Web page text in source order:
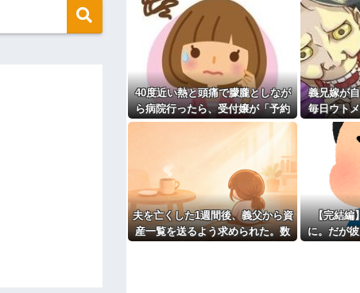
発見。当時5歳だった自分の映像を見返して
う…」嫁「じゃ、私もいただきまーす」俺
すつもりか！？」嫁「ひどい！」俺「だっ
が描いた担当編集の似顔絵「ムダに東大卒」
ウーバーやってるんやが金がない
ん、チェンソーで竹を切るだけで600万再生
うのでいいんだよなw w w w w w w w
言う奴おかしいだろ。団子屋で『団子食べな
を毎日ウトメへ預ける生活に。数年後、その
円のフィギュアがヤバすぎるｗｗｗｗｗｗ
らないでよ！」キチママ『そこに金庫があっ
UAEが巨額投資を協議
電車内で好きな子
「人を好きになって
カッコ良すぎだろ
管理入院を1ヶ月
りることになったが
これは普通なの？
女を作って家を出
→近所のお店に本当
で遊んで暮らしてる
妹の元彼がDVモラ
旦那を亡くして８
行け」とコトメがう
ないでくれる！
お前ら『ペルチェ
主な税金の成り立
40度近い熱と頭痛で朦朧としなが
ら病院行ったら、受付嬢が「予約
のない人は診ません」と拒否され
た。タクシーを呼ぶための電話も
貸してくれず...
義兄嫁が
毎日ウト
後、その
夫を亡くした1週間後、義父から資
産一覧を送るよう求められた。数
【完結編
に。だが